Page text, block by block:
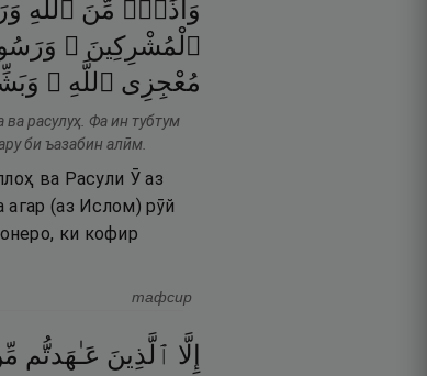
وَأَذَٰنٌۭ مِّنَ ٱللَّهِ
ٱلْمُشْرِكِينَ ۙ
مُعْجِزِى ٱللَّهِ ۗ
расулуҳ. Фа ин тубтум
би ъазабин алӣм.
ва Расули Ӯ аз
(аз Ислом) рӯй
ки кофир
тафсир
إِلَّا ٱلَّذِينَ عَـٰهَدتُّم